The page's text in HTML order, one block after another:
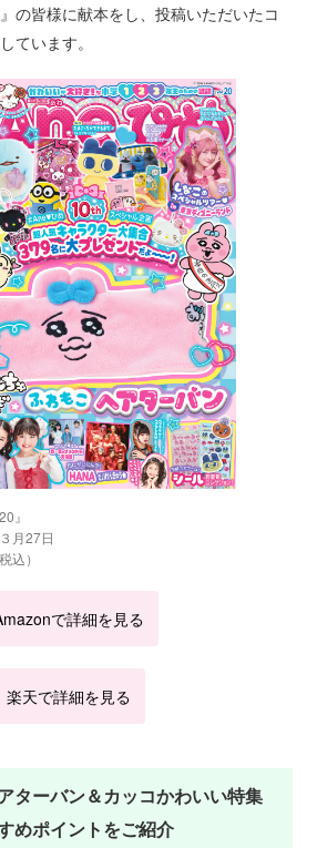
の皆様に献本をし、投稿いただいたコ
ています。
』
月27日
込）
で詳細を見る
楽天で詳細を見る
ターバン＆カッコかわいい特集
めポイントをご紹介